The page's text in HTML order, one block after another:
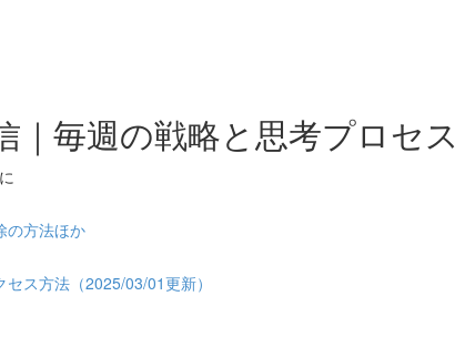
｜毎週の戦略と思考プロセス
の方法ほか
ス方法（2025/03/01更新）